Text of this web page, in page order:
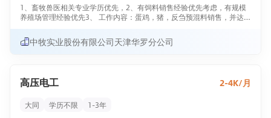
4、工位管理
- 负责本工位设备及使用工具的维护和管理；
5、质量保证
-负责车间派工、设备维护等相关管理工作；
7、其它
- 其他安排的临时性工作。
1、畜牧兽医相关专业学历优先，2、有饲料销售经验优先考虑，有规模
养殖场管理经验优先3、 工作内容：蛋鸡，猪，反刍预混料销售，并达成
4、 遵守工作制度，认真执行公司下达的其他工作；
5、人品正直，思想积极，乐于学习，愿意从事挑战性工作。
中牧实业股份有限公司天津华罗分公司
高压电工 2-4K/月
大同 学历不限
1-3年